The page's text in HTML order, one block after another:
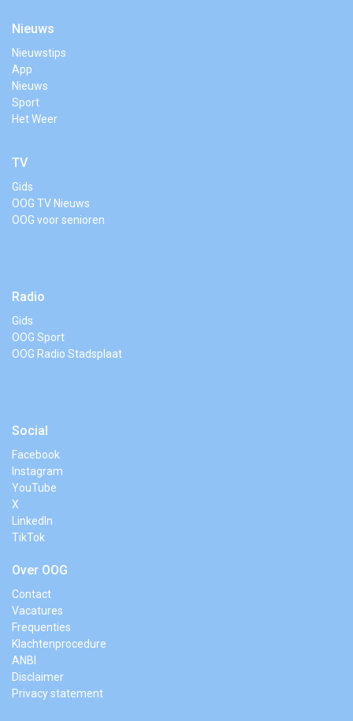
Nieuws
Nieuwstips
App
Nieuws
Sport
Het Weer
TV
Gids
OOG TV Nieuws
OOG voor senioren
Radio
Gids
OOG Sport
OOG Radio Stadsplaat
Social
Facebook
Instagram
YouTube
X
LinkedIn
TikTok
Over OOG
Contact
Vacatures
Frequenties
Klachtenprocedure
ANBI
Disclaimer
Privacy statement